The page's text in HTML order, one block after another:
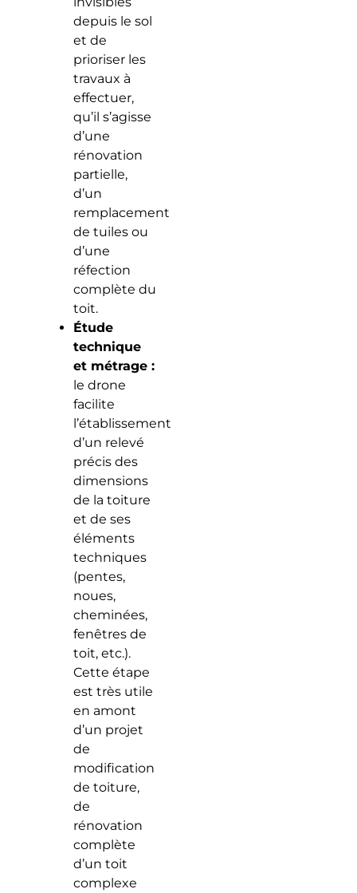
depuis le sol
et de
prioriser les
travaux à
effectuer,
qu’il s’agisse
d’une
rénovation
partielle,
d’un
remplacement
de tuiles ou
d’une
réfection
complète du
toit.
Étude
technique
et métrage :
le drone
facilite
l’établissement
d’un relevé
précis des
dimensions
de la toiture
et de ses
éléments
techniques
(pentes,
noues,
cheminées,
fenêtres de
toit, etc.).
Cette étape
est très utile
en amont
d’un projet
de
modification
de toiture,
de
rénovation
complète
d’un toit
complexe